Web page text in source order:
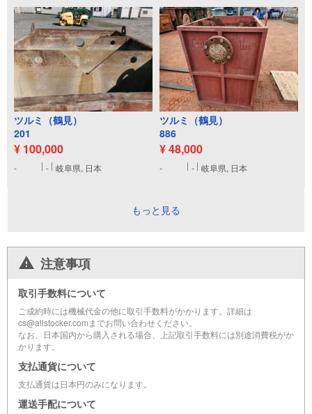
ツルミ（鶴見）
201
¥ 100,000
- - 岐阜県, 日本
ツルミ（鶴見）
886
¥ 48,000
- - 岐阜県, 日本
もっと見る
注意事項
取引手数料について
ご成約時には機械代金の他に取引手数料がかかります。詳細は
cs@allstocker.comまでお問い合わせください。
なお、日本国内から購入される場合、上記取引手数料には別途消費税がか
かります。
支払通貨について
支払通貨は日本円のみになります。
運送手配について